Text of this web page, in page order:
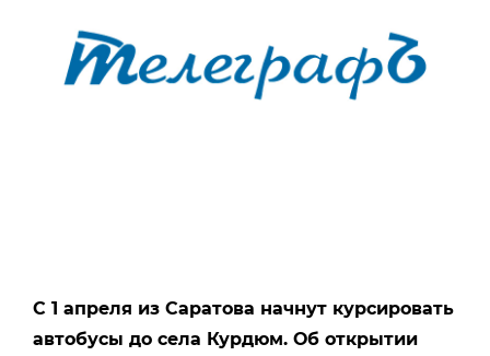
С 1 апреля из Саратова начнут курсировать
автобусы до села Курдюм. Об открытии